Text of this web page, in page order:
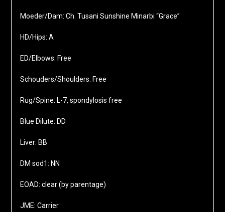
Moeder/Dam: Ch. Tusani Sunshine Minarbi “Grace”
HD/Hips: A
ED/Elbows: Free
Schouders/Shoulders: Free
Rug/Spine: L-7, spondylosis free
Blue Dilute: DD
Liver: BB
DM sod1: NN
EOAD: clear (by parentage)
JME: Carrier